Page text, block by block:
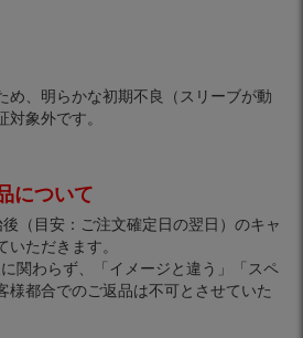
め、明らかな初期不良（スリーブが動
対象外です。
について
（目安：ご注文確定日の翌日）のキャ
いただきます。
関わらず、「イメージと違う」「スペ
様都合でのご返品は不可とさせていた